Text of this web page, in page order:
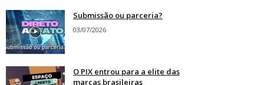
Submissão ou parceria?
03/07/2026
O PIX entrou para a elite das
marcas brasileiras